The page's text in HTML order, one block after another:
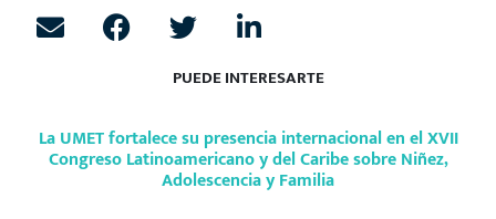
PUEDE INTERESARTE
La UMET fortalece su presencia internacional en el XVII
Congreso Latinoamericano y del Caribe sobre Niñez,
Adolescencia y Familia